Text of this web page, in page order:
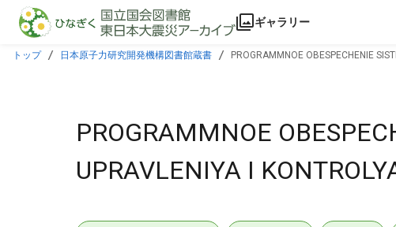
本文に飛ぶ
ギャラリー
トップ 日本原子力研究開発機構図書館蔵書 PROGRAMMNOE OBESPECHENIE
PROGRAMMNOE
UPRAVLENIYA I